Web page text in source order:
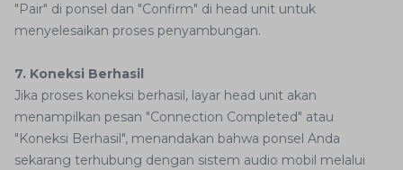
"Pair" di ponsel dan "Confirm" di head unit untuk
menyelesaikan proses penyambungan.
7. Koneksi Berhasil
Jika proses koneksi berhasil, layar head unit akan
menampilkan pesan "Connection Completed" atau
"Koneksi Berhasil", menandakan bahwa ponsel Anda
sekarang terhubung dengan sistem audio mobil melalui